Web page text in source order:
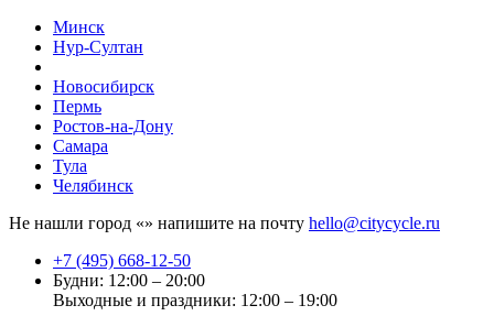
Минск
Нур-Султан
Новосибирск
Пермь
Ростов-на-Дону
Самара
Тула
Челябинск
Не нашли город «» напишите на почту hello@citycycle.ru
+7 (495) 668-12-50
Будни: 12:00 – 20:00
Выходные и праздники: 12:00 – 19:00